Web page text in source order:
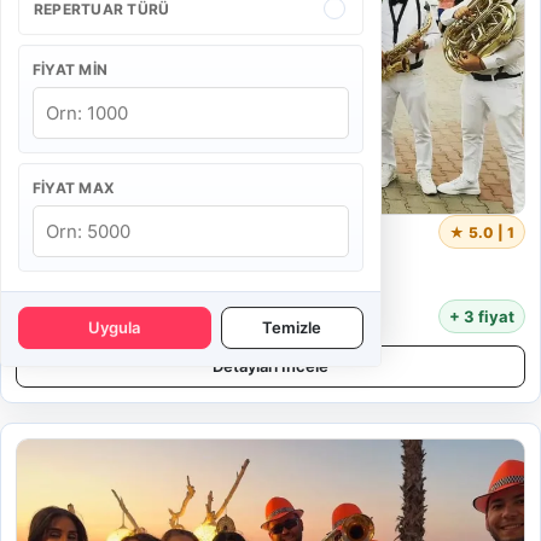
REPERTUAR TÜRÜ
FIYAT MIN
FIYAT MAX
Uygula Temizle
Bir Ankara Bandosu ★ 5.0 | 1
4 Kişi
8.500 TL + 3 fiyat
Detayları İncele